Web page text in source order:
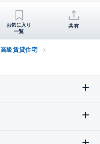
共有
高級賃貸住宅